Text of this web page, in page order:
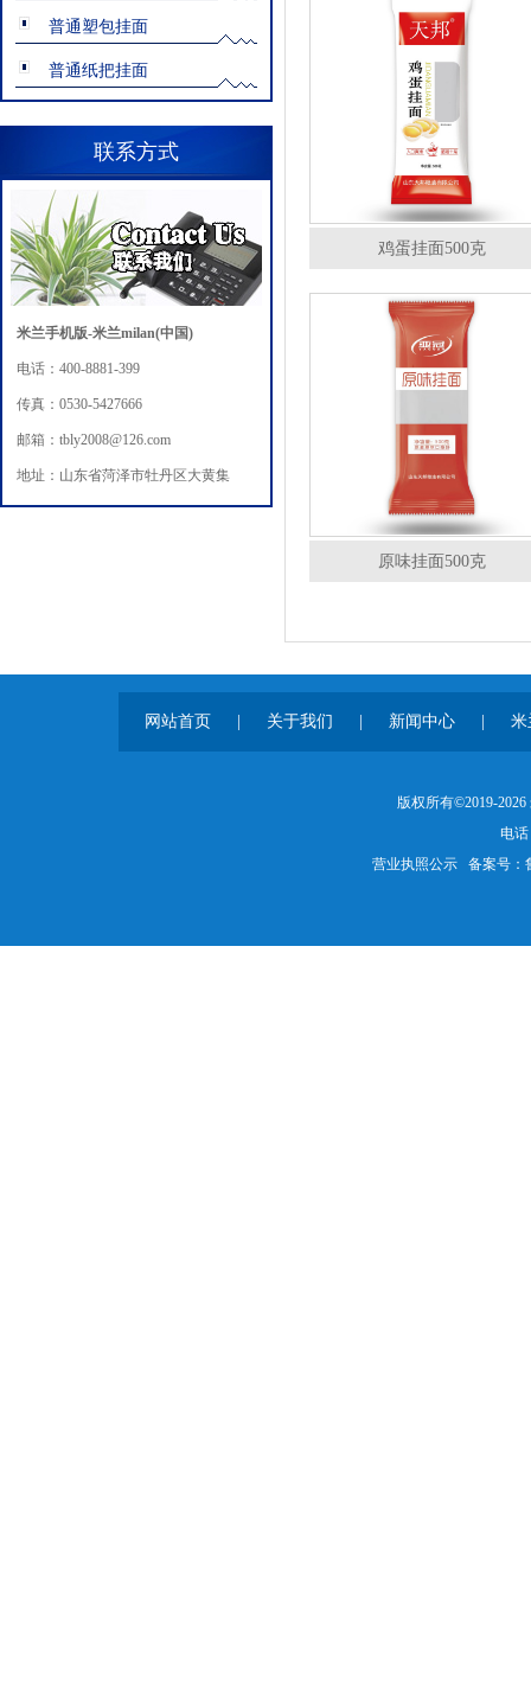
普通塑包挂面
普通纸把挂面
联系方式
米兰手机版-米兰milan(中国)
电话：400-8881-399
传真：0530-5427666
邮箱：tbly2008@126.com
地址：山东省菏泽市牡丹区大黄集
鸡蛋挂面500克
原味挂面500克
网站首页 关于我们 新闻中心 米
版权所有©2019-
电话
营业执照公示备案号：鲁